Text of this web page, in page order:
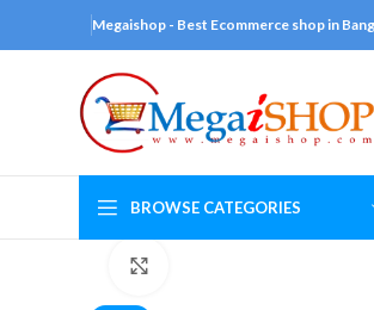
Megaishop - Best Ecommerce shop in
BROWSE CATEGORIES